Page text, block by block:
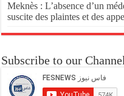
Meknès : L’absence d’un
suscite des plaintes et des
Subscribe to our Channel